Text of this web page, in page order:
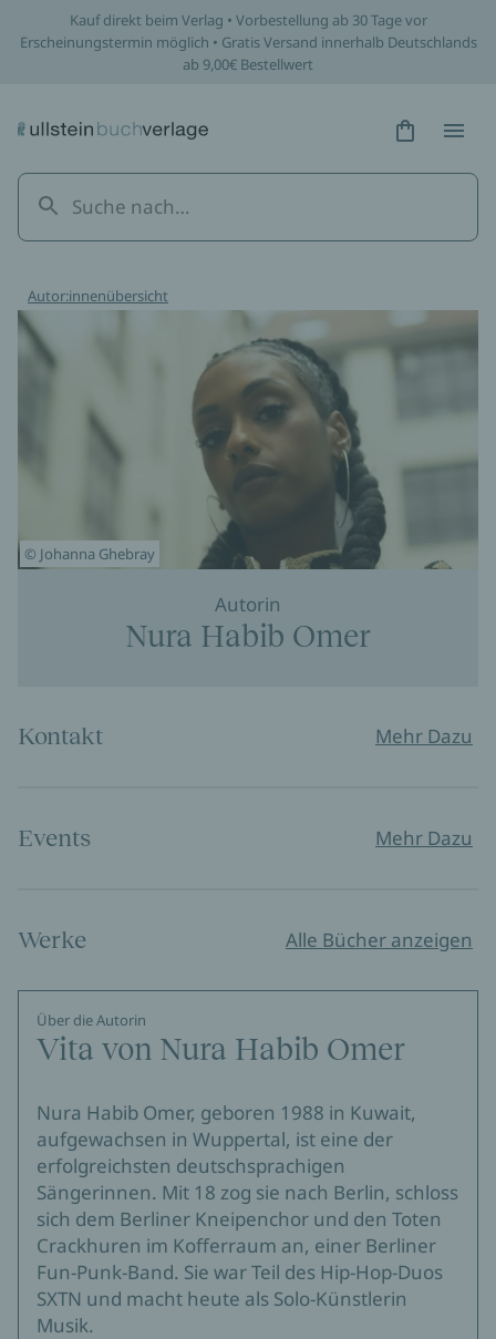
Kauf direkt beim Verlag • Vorbestellung ab 30 Tage vor
Erscheinungstermin möglich • Gratis Versand innerhalb Deutschlands
ab 9,00€ Bestellwert
Hidden
Autor:innenübersicht
© Johanna Ghebray
Autorin
Nura Habib Omer
Kontakt Mehr Dazu
Events Mehr Dazu
Werke Alle Bücher anzeigen
Über die Autorin
Vita von Nura Habib Omer
Nura Habib Omer, geboren 1988 in Kuwait,
aufgewachsen in Wuppertal, ist eine der
erfolgreichsten deutschsprachigen
Sängerinnen. Mit 18 zog sie nach Berlin, schloss
sich dem Berliner Kneipenchor und den Toten
Crackhuren im Kofferraum an, einer Berliner
Fun-Punk-Band. Sie war Teil des Hip-Hop-Duos
SXTN und macht heute als Solo-Künstlerin
Musik.